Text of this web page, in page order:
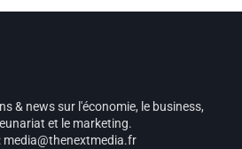
& news sur l'économie, le business,
et le marketing.
media@thenextmedia.fr